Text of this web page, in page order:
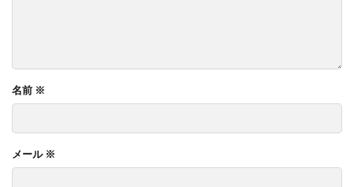
名前 ※
メール ※